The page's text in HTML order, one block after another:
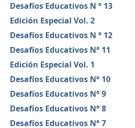
Desafíos Educativos N ° 13
Edición Especial Vol. 2
Desafíos Educativos N ° 12
Desafíos Educativos N° 11
Edición Especial Vol. 1
Desafíos Educativos N° 10
Desafíos Educativos N° 9
Desafíos Educativos N° 8
Desafíos Educativos N° 7